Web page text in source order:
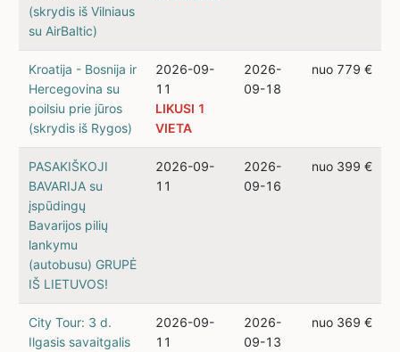
(skrydis iš Vilniaus
su AirBaltic)
Kroatija - Bosnija ir
Hercegovina su
poilsiu prie jūros
(skrydis iš Rygos)
2026-09-
11
LIKUSI 1
VIETA
2026-
09-18
nuo 779 €
PASAKIŠKOJI
BAVARIJA su
įspūdingų
Bavarijos pilių
lankymu
(autobusu) GRUPĖ
IŠ LIETUVOS!
2026-09-
11
2026-
09-16
nuo 399 €
City Tour: 3 d.
Ilgasis savaitgalis
2026-09-
11
2026-
09-13
nuo 369 €